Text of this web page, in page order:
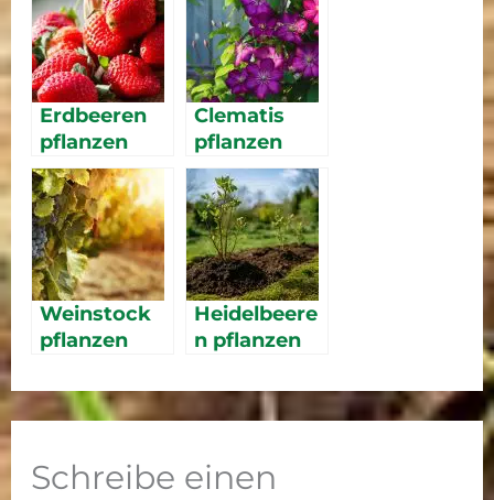
Erdbeeren
pflanzen
Clematis
pflanzen
Weinstock
pflanzen
Heidelbeere
n pflanzen
Schreibe einen